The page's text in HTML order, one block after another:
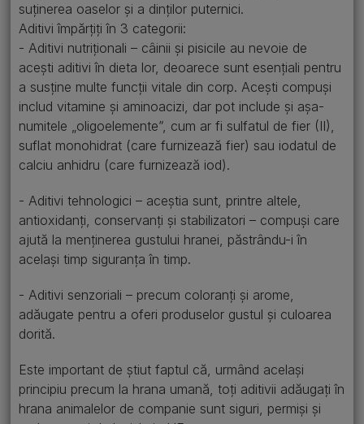
suținerea oaselor și a dinților puternici.
Aditivi împărțiți în 3 categorii:
- Aditivi nutriționali – câinii și pisicile au nevoie de
acești aditivi în dieta lor, deoarece sunt esențiali pentru
a susține multe funcții vitale din corp. Acești compuși
includ vitamine și aminoacizi, dar pot include și așa-
numitele „oligoelemente”, cum ar fi sulfatul de fier (II),
suflat monohidrat (care furnizează fier) sau iodatul de
calciu anhidru (care furnizează iod).
- Aditivi tehnologici – aceștia sunt, printre altele,
antioxidanți, conservanți și stabilizatori – compuși care
ajută la menținerea gustului hranei, păstrându-i în
același timp siguranța în timp.
- Aditivi senzoriali – precum coloranți și arome,
adăugate pentru a oferi produselor gustul și culoarea
dorită.
Este important de știut faptul că, urmând același
principiu precum la hrana umană, toți aditivii adăugați în
hrana animalelor de companie sunt siguri, permiși și